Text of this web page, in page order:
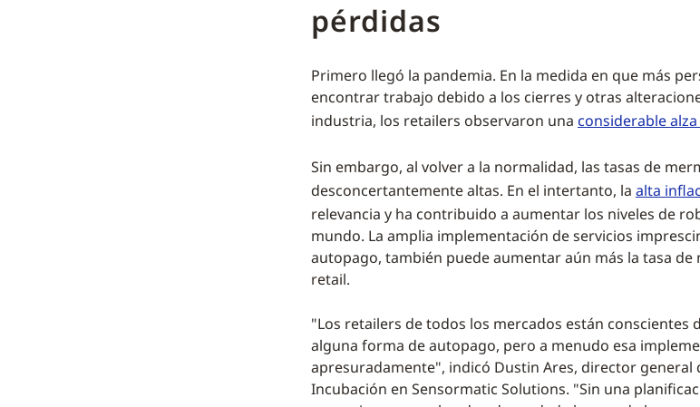
pérdidas
Primero llegó la pandemia. En la medida en que más
encontrar trabajo debido a los cierres y otras
industria, los retailers observaron una considerable
Sin embargo, al volver a la normalidad, las tasas de
desconcertantemente altas. En el intertanto, la alta
relevancia y ha contribuido a aumentar los niveles de
mundo. La amplia implementación de servicios
autopago, también puede aumentar aún más la tasa
retail.
"Los retailers de todos los mercados están conscientes
alguna forma de autopago, pero a menudo esa
apresuradamente", indicó Dustin Ares, director general
Incubación en Sensormatic Solutions. "Sin una